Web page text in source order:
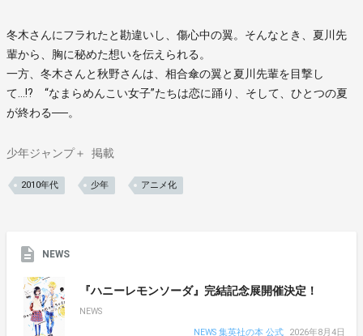
冬木さんにフラれたと勘違いし、傷心中の翼。そんなとき、夏川先
輩から、胸に秘めた想いを伝えられる。
一方、冬木さんと秋野さんは、相合傘の翼と夏川先輩を目撃し
て…!? “なまらめんこい女子”たちは恋に踊り、そして、ひとつの夏
が終わる──。
少年ジャンプ＋ 掲載
2010年代 少年 アニメ化
NEWS
『ハニーレモンソーダ』完結記念展開催決定！
NEWS
NEWS 集英社の本 公式
2026年8月4日